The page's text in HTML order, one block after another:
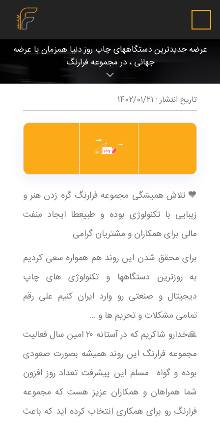
عرضه جدیدترین دستگاههای چاپ روز دنیا همزمان با عرضه
جهانی ، در مجموعه فرارنگ
تاریخ انتشار : 1402/01/21
🧡 تلاش همیشگی مجموعه فرارنگ گره زدن هنر و
زیبایی با تکنولوژی بوده و طبیعطا ایجاد منفت
مالی برای همکاران و مشتریان گرامی ‌
برای محقق شدن این روند هم همواره سعی کردیم
به روزترین دستگاهها و تکنولوژی های چاپ
دیجیتال و صنعتی رو وارد ایران کنیم علی رقم
تمامی مشکلات و تحریم ها و ... ‌
🙏خدارو شاکریم که در آستانه ۲۰ امین سال فعالیت
مجموعه فرارنگ این روند همیشه بصورت صعودی
بوده و گواه مسلم این پیشرفت تعداد روز افزون
شما همراهان و همکاران عزیز هست که مجموعه
فرارنگ رو برای همکاری انتخاب کرده اید که باعث